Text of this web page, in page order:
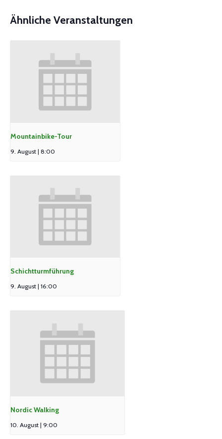
Ähnliche Veranstaltungen
Mountainbike-Tour
9. August | 8:00
Schichtturmführung
9. August | 16:00
Nordic Walking
10. August | 9:00